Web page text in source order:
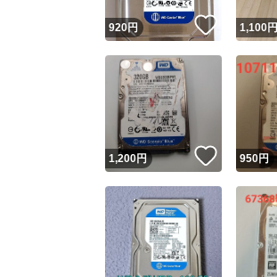
920円 いいね！
1,100円
1,200円 いいね！
950円